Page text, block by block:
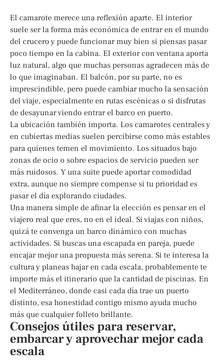
El camarote merece una reflexión aparte. El interior
suele ser la forma más económica de entrar en el mundo
del crucero y puede funcionar muy bien si piensas pasar
poco tiempo en la cabina. El exterior con ventana aporta
luz natural, algo que muchas personas agradecen más de
lo que imaginaban. El balcón, por su parte, no es
imprescindible, pero puede cambiar mucho la sensación
del viaje, especialmente en rutas escénicas o si disfrutas
de desayunar viendo entrar el barco en puerto.
La ubicación también importa. Los camarotes centrales y
en cubiertas medias suelen percibirse como más estables
para quienes temen el movimiento. Los situados bajo
zonas de ocio o sobre espacios de servicio pueden ser
más ruidosos. Y una suite puede aportar comodidad
extra, aunque no siempre compense si tu prioridad es
pasar el día explorando ciudades.
Una manera simple de afinar la elección es pensar en el
viajero real que eres, no en el ideal. Si viajas con niños,
quizá te convenga un barco dinámico con muchas
actividades. Si buscas una escapada en pareja, puede
encajar mejor una propuesta más serena. Si te interesa la
cultura y planeas bajar en cada escala, probablemente te
importe más el itinerario que la cantidad de piscinas. En
el Mediterráneo, donde casi cada día trae un puerto
distinto, esa honestidad contigo mismo ayuda mucho
más que cualquier folleto brillante.
Consejos útiles para reservar,
embarcar y aprovechar mejor cada
escala